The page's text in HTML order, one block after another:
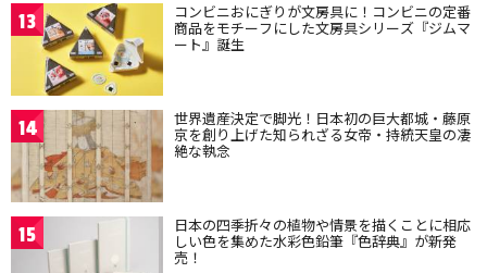
13 コンビニおにぎりが文房具に！コンビニの定番
商品をモチーフにした文房具シリーズ『ジムマ
ート』誕生
14 世界遺産決定で脚光！日本初の巨大都城・藤原
京を創り上げた知られざる女帝・持統天皇の凄
絶な執念
15 日本の四季折々の植物や情景を描くことに相応
しい色を集めた水彩色鉛筆『色辞典』が新発
売！